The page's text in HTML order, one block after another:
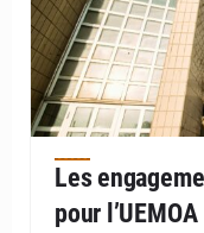
Les
pour l’UEMOA